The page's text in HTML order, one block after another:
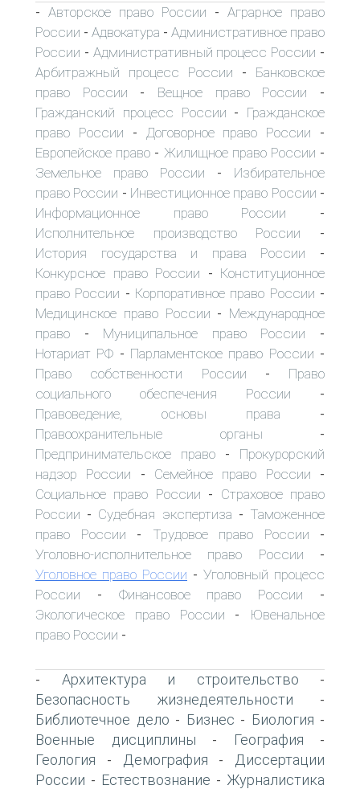
- Авторское право России - Аграрное право
России - Адвокатура - Административное право
России - Административный процесс России -
Арбитражный процесс России - Банковское
право России - Вещное право России -
Гражданский процесс России - Гражданское
право России - Договорное право России -
Европейское право - Жилищное право России -
Земельное право России - Избирательное
право России - Инвестиционное право России -
Информационное право России -
Исполнительное производство России -
История государства и права России -
Конкурсное право России - Конституционное
право России - Корпоративное право России -
Медицинское право России - Международное
право - Муниципальное право России -
Нотариат РФ - Парламентское право России -
Право собственности России - Право
социального обеспечения России -
Правоведение, основы права -
Правоохранительные органы -
Предпринимательское право - Прокурорский
надзор России - Семейное право России -
Социальное право России - Страховое право
России - Судебная экспертиза - Таможенное
право России - Трудовое право России -
Уголовно-исполнительное право России -
Уголовное право России - Уголовный процесс
России - Финансовое право России -
Экологическое право России -
Ювенальное
право России -
- Архитектура и строительство -
Безопасность жизнедеятельности -
Библиотечное дело - Бизнес - Биология -
Военные дисциплины - География -
Геология - Демография -
Диссертации
России - Естествознание - Журналистика